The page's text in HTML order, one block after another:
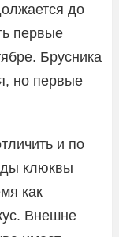
до
первые
Брусника
но первые
и по
клюквы
как
Внешне